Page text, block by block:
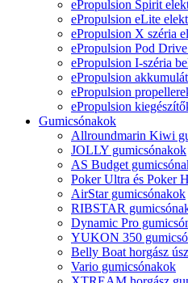
ePropulsion Spirit
ePropulsion eLite
ePropulsion X széria
ePropulsion Pod
ePropulsion I-széria
ePropulsion
ePropulsion
ePropulsion
Gumicsónakok
Allroundmarin Kiwi
JOLLY gumicsónakok
AS Budget
Poker Ultra és Poker
AirStar gumicsónakok
RIBSTAR
Dynamic Pro
YUKON 350
Belly Boat horgász
Vario gumicsónakok